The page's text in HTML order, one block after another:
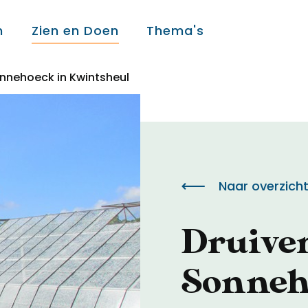
Zien en Doen Thema's
Over ons
Colofon
Contact
Onderwijs
in Kwintsheul
Naar overzicht